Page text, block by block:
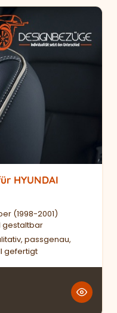
HYUNDAI
(1998-2001)
gestaltbar
passgenau,
gefertigt